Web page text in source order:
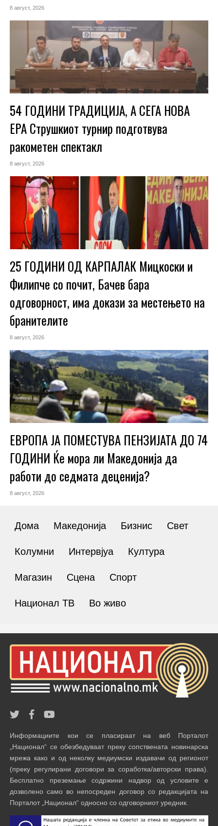
8 август, 2026
54 ГОДИНИ ТРАДИЦИЈА, А СЕГА НОВА
ЕРА Струшкиот турнир подготвува
ракометен спектакл
8 август, 2026
25 ГОДИНИ ОД КАРПАЛАК Мицкоски и
Филипче со почит, Бачев бара
одговорност, има докази за местењето на
бранителите
8 август, 2026
ЕВРОПА ЈА ПОМЕСТУВА ПЕНЗИЈАТА ДО 74
ГОДИНИ Ќе мора ли Македонија да
работи до седмата деценија?
8 август, 2026
Дома Македонија Бизнис Свет
Колумни Интервјуа Култура
Магазин Сцена Спорт
Национал ТВ Во живо
Информациите кои се пласираат на веб Порталот
„Национал“ се обезбедуваат преку сопствената новинарска
мрежа како и од неколку медиумски издавачи од регионот
(преку регулирани договори за соработка/авторски права).
Бесплатно преземање содржини надвор од условите е
дозволено само во непосреден договор со редакцијата на
Порталот „Национал“ односно со одговорниот уредник.